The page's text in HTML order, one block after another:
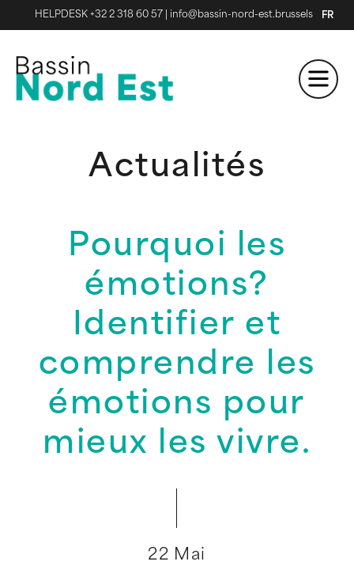
HELPDESK +32 2 318 60 57 info@bassin-nord-est.brussels FR
Actualités
Pourquoi les
émotions?
Identifier et
comprendre les
émotions pour
mieux les vivre.
22 Mai